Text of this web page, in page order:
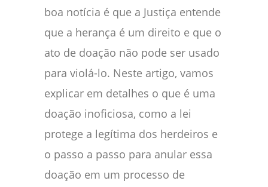
boa notícia é que a Justiça entende
que a herança é um direito e que o
ato de doação não pode ser usado
para violá-lo. Neste artigo, vamos
explicar em detalhes o que é uma
doação inoficiosa, como a lei
protege a legítima dos herdeiros e
o passo a passo para anular essa
doação em um processo de